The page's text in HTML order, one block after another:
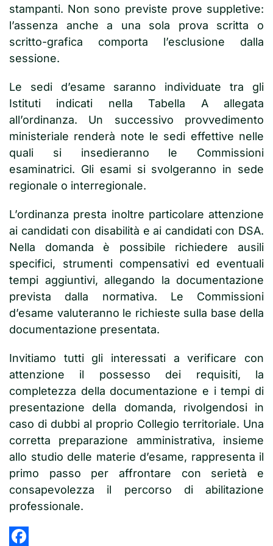
stampanti. Non sono previste prove suppletive:
l’assenza anche a una sola prova scritta o
scritto-grafica comporta l’esclusione dalla
sessione.
Le sedi d’esame saranno individuate tra gli
Istituti indicati nella Tabella A allegata
all’ordinanza. Un successivo provvedimento
ministeriale renderà note le sedi effettive nelle
quali si insedieranno le Commissioni
esaminatrici. Gli esami si svolgeranno in sede
regionale o interregionale.
L’ordinanza presta inoltre particolare attenzione
ai candidati con disabilità e ai candidati con DSA.
Nella domanda è possibile richiedere ausili
specifici, strumenti compensativi ed eventuali
tempi aggiuntivi, allegando la documentazione
prevista dalla normativa. Le Commissioni
d’esame valuteranno le richieste sulla base della
documentazione presentata.
Invitiamo tutti gli interessati a verificare con
attenzione il possesso dei requisiti, la
completezza della documentazione e i tempi di
presentazione della domanda, rivolgendosi in
caso di dubbi al proprio Collegio territoriale. Una
corretta preparazione amministrativa, insieme
allo studio delle materie d’esame, rappresenta il
primo passo per affrontare con serietà e
consapevolezza il percorso di abilitazione
professionale.